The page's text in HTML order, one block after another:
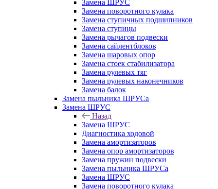
Замена ШРУС
Замена поворотного кулака
Замена ступичных подшипников
Замена ступицы
Замена рычагов подвески
Замена сайлентблоков
Замена шаровых опор
Замена стоек стабилизатора
Замена рулевых тяг
Замена рулевых наконечников
Замена балок
Замена пыльника ШРУСа
Замена ШРУС
Назад
Замена ШРУС
Диагностика ходовой
Замена амортизаторов
Замена опор амортизаторов
Замена пружин подвески
Замена пыльника ШРУСа
Замена ШРУС
Замена поворотного кулака